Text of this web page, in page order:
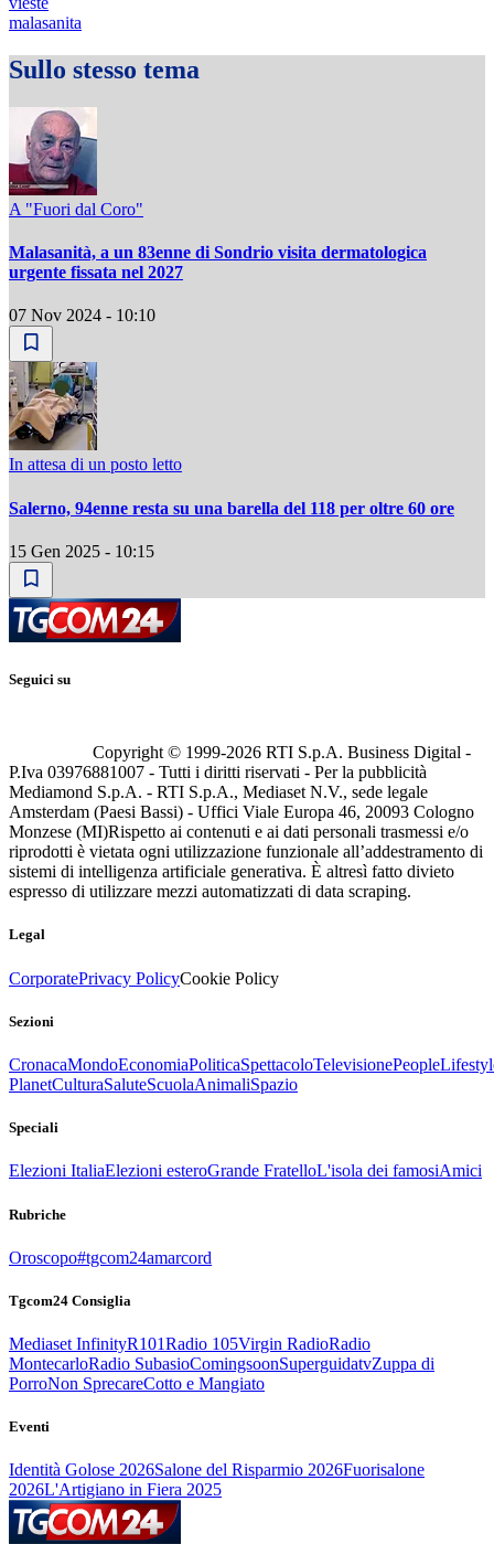
malasanita
Sullo stesso tema
A "Fuori dal Coro"
Malasanità, a un 83enne di Sondrio visita dermatologica
urgente fissata nel 2027
07 Nov 2024 - 10:10
In attesa di un posto letto
Salerno, 94enne resta su una barella del 118 per oltre 60 ore
15 Gen 2025 - 10:15
Seguici su
Copyright © 1999-2026 RTI S.p.A. Business Digital -
P.Iva 03976881007 - Tutti i diritti riservati - Per la pubblicità
Mediamond S.p.A. - RTI S.p.A., Mediaset N.V., sede legale
Amsterdam (Paesi Bassi) - Uffici Viale Europa 46, 20093 Cologno
Monzese (MI)Rispetto ai contenuti e ai dati personali trasmessi e/o
riprodotti è vietata ogni utilizzazione funzionale all’addestramento di
sistemi di intelligenza artificiale generativa. È altresì fatto divieto
espresso di utilizzare mezzi automatizzati di data scraping.
Legal
CorporatePrivacy PolicyCookie Policy
Sezioni
CronacaMondoEconomiaPoliticaSpettacoloTelevisionePeople
PlanetCulturaSaluteScuolaAnimaliSpazio
Speciali
Elezioni ItaliaElezioni esteroGrande FratelloL'isola dei famosiAmici
Rubriche
Oroscopo#tgcom24amarcord
Tgcom24 Consiglia
Mediaset InfinityR101Radio 105Virgin RadioRadio
MontecarloRadio SubasioComingsoonSuperguidatvZuppa di
PorroNon SprecareCotto e Mangiato
Eventi
Identità Golose 2026Salone del Risparmio 2026Fuorisalone
2026L'Artigiano in Fiera 2025